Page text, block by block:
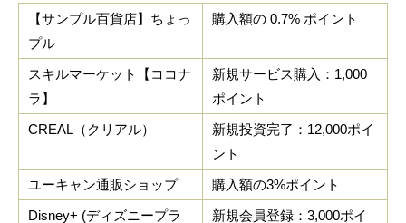
【サンプル百貨店】ちょっ
プル
購入額の 0.7% ポイント
スキルマーケット【ココナ
ラ】
新規サービス購入：1,000
ポイント
CREAL（クリアル）
新規投資完了：12,000ポイ
ント
ユーキャン通販ショップ
購入額の3%ポイント
Disney+ (ディズニープラ
新規会員登録：3,000ポイ